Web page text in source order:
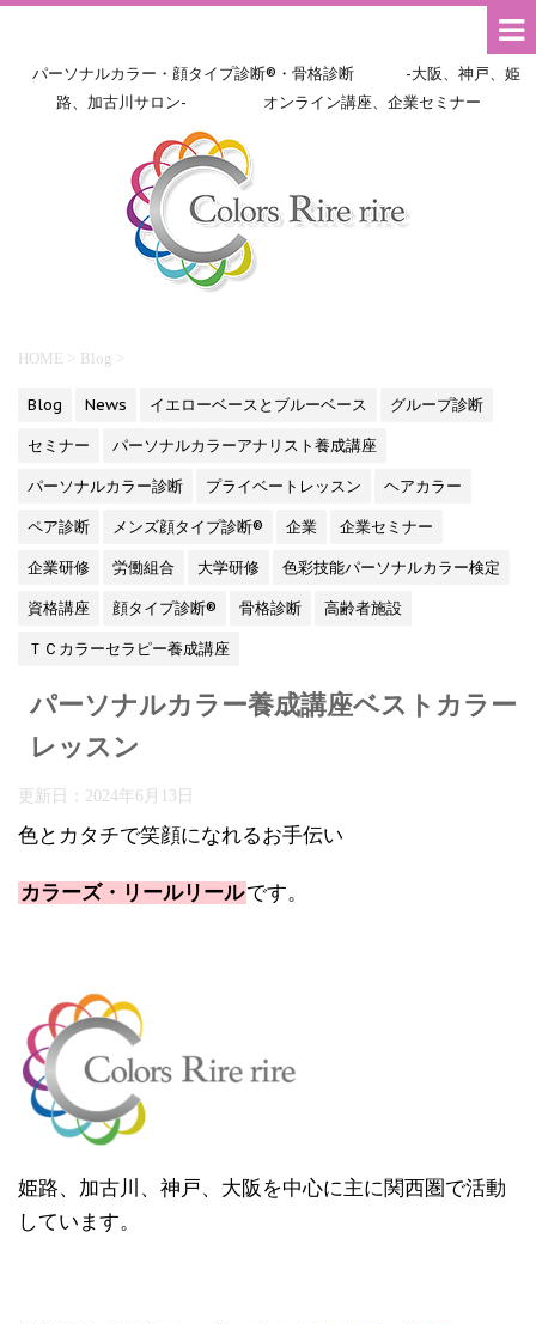
パーソナルカラー・顔タイプ診断®・骨格診断 -大阪、神戸、姫
路、加古川サロン- オンライン講座、企業セミナー
HOME > Blog >
Blog News イエローベースとブルーベース
グループ診断
セミナー
パーソナルカラーアナリスト養成講座
パーソナルカラー診断
プライベートレッスン
ヘアカラー
ペア診断
メンズ顔タイプ診断® 企業
企業セミナー
企業研修
労働組合 大学研修
色彩技能パーソナルカラー検定
資格講座
顔タイプ診断® 骨格診断
高齢者施設
ＴＣカラーセラピー養成講座
パーソナルカラー養成講座ベストカラー
レッスン
更新日： 2024年6月13日
色とカタチで笑顔になれるお手伝い
カラーズ・リールリールです。
姫路、加古川、神戸、大阪を中心に主に関西圏で活動
しています。